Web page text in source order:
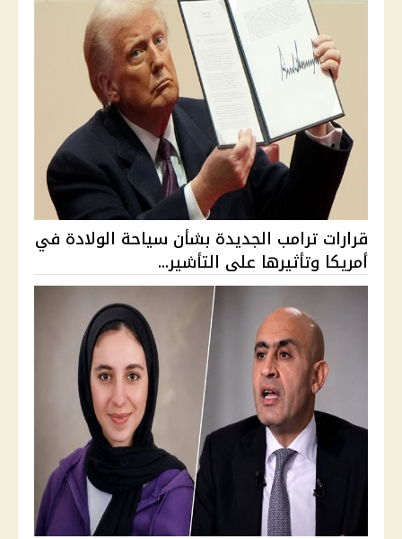
قرارات ترامب الجديدة بشأن سياحة الولادة في
أمريكا وتأثيرها على التأشير...